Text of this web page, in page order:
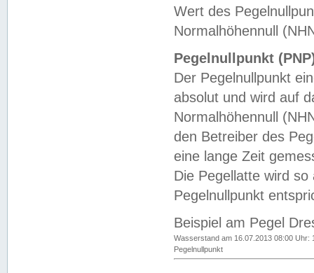
Wert des
Normalhöhennull
Pegelnullpunkt
Der Pegelnullpunkt
absolut und wird auf
Normalhöhennull
den Betreiber des
eine lange Zeit
Die Pegellatte wird
Pegelnullpunkt
Beispiel am Pegel
Wasserstand am 16.07.2013 08:00 Uhr:
Pegelnullpunkt